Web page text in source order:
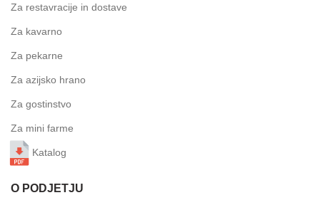
Za restavracije in dostave
Za kavarno
Za pekarne
Za azijsko hrano
Za gostinstvo
Za mini farme
Katalog
O PODJETJU